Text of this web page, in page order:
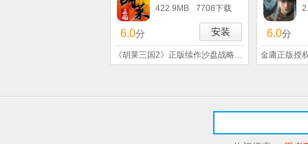
422.9MB 7708下载
6.0分 安装
《胡莱三国2》正版续作沙盘战略推演手游!
6.0分
金庸正版授